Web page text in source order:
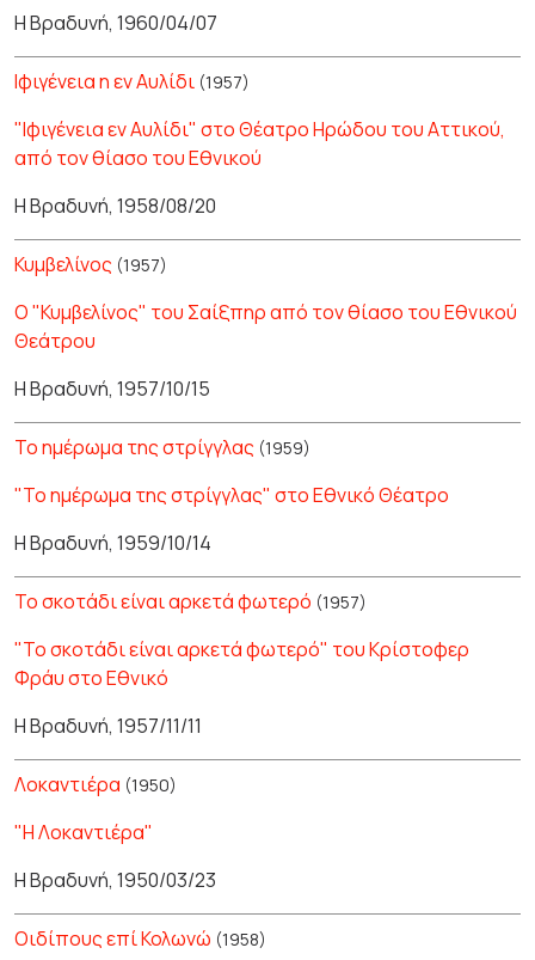
Η Βραδυνή, 1960/04/07
Ιφιγένεια η εν Αυλίδι (1957)
"Ιφιγένεια εν Αυλίδι" στο Θέατρο Ηρώδου του Αττικού,
από τον θίασο του Εθνικού
Η Βραδυνή, 1958/08/20
Κυμβελίνος (1957)
Ο "Κυμβελίνος" του Σαίξπηρ από τον θίασο του Εθνικού
Θεάτρου
Η Βραδυνή, 1957/10/15
Το ημέρωμα της στρίγγλας (1959)
"Το ημέρωμα της στρίγγλας" στο Εθνικό Θέατρο
Η Βραδυνή, 1959/10/14
Το σκοτάδι είναι αρκετά φωτερό (1957)
"Το σκοτάδι είναι αρκετά φωτερό" του Κρίστοφερ
Φράυ στο Εθνικό
Η Βραδυνή, 1957/11/11
Λοκαντιέρα (1950)
"Η Λοκαντιέρα"
Η Βραδυνή, 1950/03/23
Οιδίπους επί Κολωνώ (1958)